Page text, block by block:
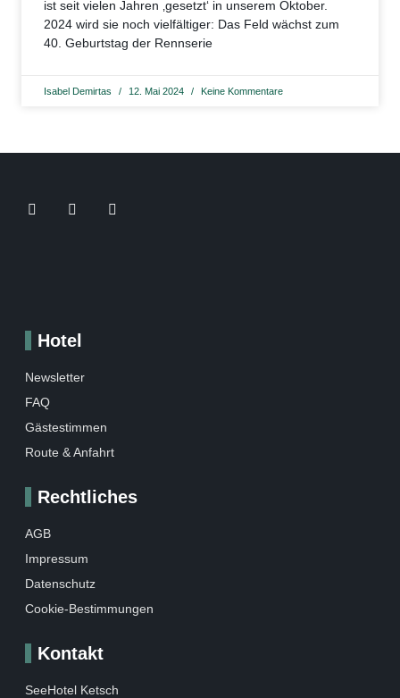
ist seit vielen Jahren ‚gesetzt‘ in unserem Oktober.
2024 wird sie noch vielfältiger: Das Feld wächst zum
40. Geburtstag der Rennserie
Isabel Demirtas 12. Mai 2024 Keine Kommentare
Hotel
Newsletter
FAQ
Gästestimmen
Route & Anfahrt
Rechtliches
AGB
Impressum
Datenschutz
Cookie-Bestimmungen
Kontakt
SeeHotel Ketsch